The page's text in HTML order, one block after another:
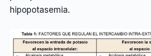
hipopotasemia.